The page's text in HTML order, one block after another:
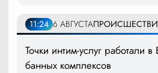
11:24 6 АВГУСТА
Точки интим-услуг работали
банных комплексов